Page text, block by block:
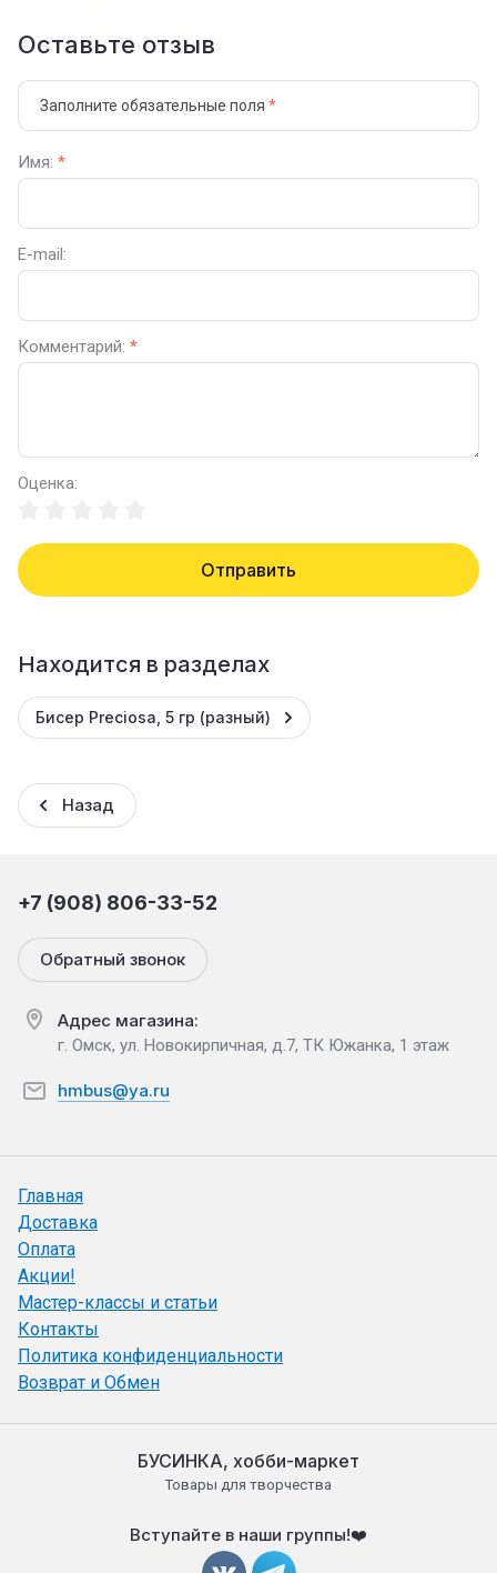
Оставьте отзыв
Заполните обязательные поля *
Имя: *
E-mail:
Комментарий: *
Оценка:
Отправить
Находится в разделах
Бисер Preciosa, 5 гр (разный)
Назад
+7 (908) 806-33-52
Обратный звонок
Адрес магазина:
г. Омск, ул. Новокирпичная, д.7, ТК Южанка, 1 этаж
hmbus@ya.ru
Главная
Доставка
Оплата
Акции!
Мастер-классы и статьи
Контакты
Политика конфиденциальности
Возврат и Обмен
БУСИНКА, хобби-маркет
Товары для творчества
Вступайте в наши группы!❤️